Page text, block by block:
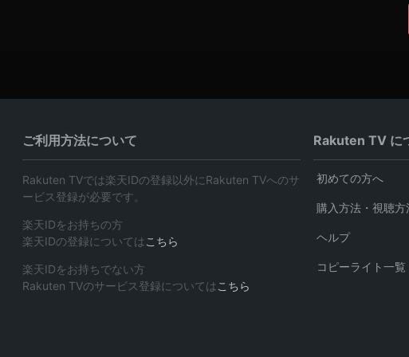
ご利用方法について
Rakuten TVでは楽天IDの登録以外にRakuten TVへのサ
ービス登録が必要です。
楽天IDをお持ちの方
楽天IDの登録については こちら
楽天IDをお持ちでない方
Rakuten TVのサービス登録については こちら
Rakuten TV に
初めての方へ
購入方法・視聴方
ヘルプ
コピーライト一覧